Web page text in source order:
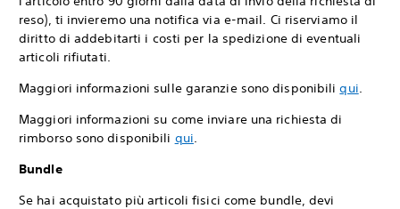
reso), ti invieremo una notifica via e-mail. Ci riserviamo il
diritto di addebitarti i costi per la spedizione di eventuali
articoli rifiutati.
Maggiori informazioni sulle garanzie sono disponibiliqui.
Maggiori informazioni su come inviare una richiesta di
rimborso sono disponibili qui.
Bundle
Se hai acquistato più articoli fisici come bundle, devi